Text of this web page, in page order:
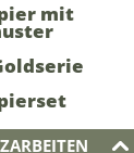
mit